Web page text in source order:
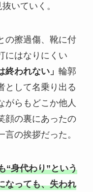
いていく。
の擦過傷、靴に付
にはなりにくい
終われない」 輪郭
として名乗り出る
がらもどこか他人
顔の裏にあったの
の挨拶だった。
“身代わり”という
なっても、失われ